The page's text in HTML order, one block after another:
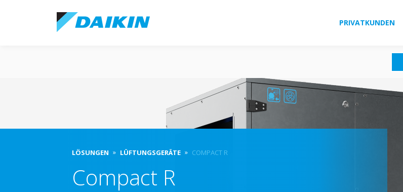
PRIVATKUNDEN
LÖSUNGEN LÜFTUNGSGERÄTE COMPACT R
Compact R